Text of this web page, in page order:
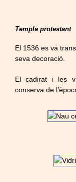
Temple protestant
El 1536 es va
seva decoració.
El cadirat i les
conserva de